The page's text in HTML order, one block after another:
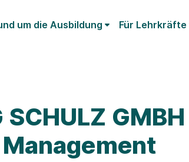
um die Ausbildung Für Lehrkräfte
GMBH